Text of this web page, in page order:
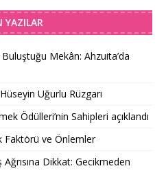
YAZILAR
Mekân: Ahzuita’da
Uğurlu Rüzgarı
Ödülleri’nin Sahipleri açıklandı
Faktörü ve Önlemler
Dikkat: Gecikmeden